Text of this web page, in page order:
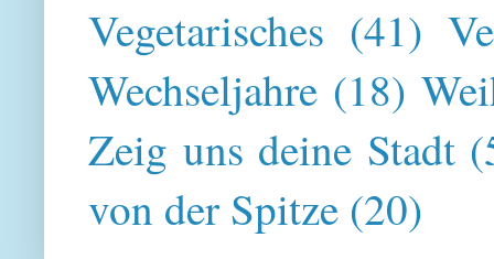
Vegetarisches (41)
Wechseljahre (18)
Zeig uns deine Stadt
von der Spitze (20)